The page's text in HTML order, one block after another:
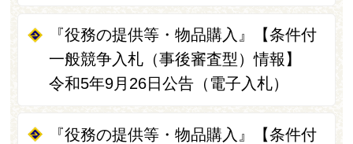
『役務の提供等・物品購入』【条件付
一般競争入札（事後審査型）情報】
令和5年9月26日公告（電子入札）
『役務の提供等・物品購入』【条件付